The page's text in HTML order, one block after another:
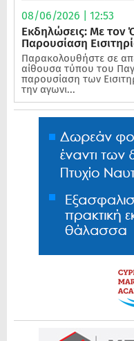
08/06/2026 | 12:53
Εκδηλώσεις: Με τον
Παρουσίαση
Παρακολουθήστε σε
αίθουσα τύπου του
παρουσίαση των
την αγωνι...